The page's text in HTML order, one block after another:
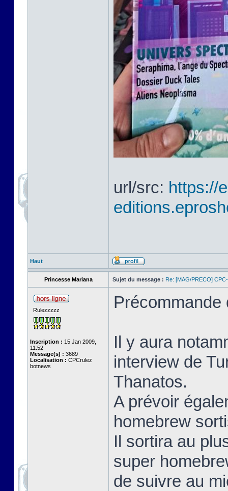
url/src: https://
Haut
Princesse Mariana Sujet du message : Re: [MAG/PRECO]
Rulezzzzz
Inscription : 15 Jan 2009,
11:52
Message(s) : 3689
Localisation : CPCrulez
botnews
Précommande
Il y aura
interview de
Thanatos.
A prévoir
homebrew
Il sortira au
super
de suivre au